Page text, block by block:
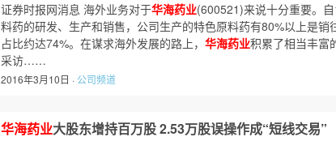
证券时报网消息 海外业务对于华海药业(600521)来说十分重要。自
料药的研发、生产和销售，公司生产的特色原料药有80%以上是
占比约达74%。在谋求海外发展的路上， 华海药业积累了相当丰富
采访……
2016年3月10日 · 公司频道
华海药业大股东增持百万股 2.53万股误操作成“短线交易”